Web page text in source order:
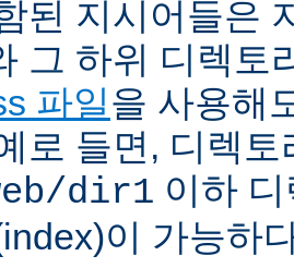
된 지시어들은
그 하위 디렉토
파일을 사용해
로 들면, 디렉
dir1 이하
이 가능하